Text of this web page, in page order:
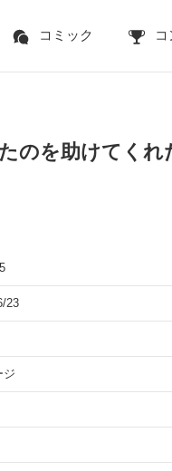
コミック コ
のを助けてくれ
23
ジ